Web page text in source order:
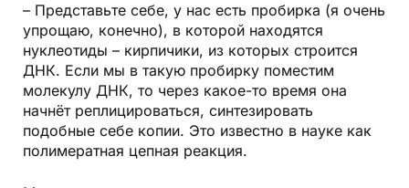
– Представьте себе, у нас есть пробирка (я очень
упрощаю, конечно), в которой находятся
нуклеотиды – кирпичики, из которых строится
ДНК. Если мы в такую пробирку поместим
молекулу ДНК, то через какое-то время она
начнёт реплицироваться, синтезировать
подобные себе копии. Это известно в науке как
полимератная цепная реакция.